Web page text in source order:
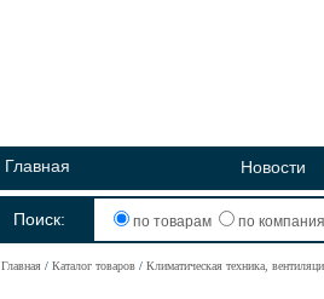
Главная Новости
Поиск: по товарам по
Главная Каталог товаров Климатическая техника,